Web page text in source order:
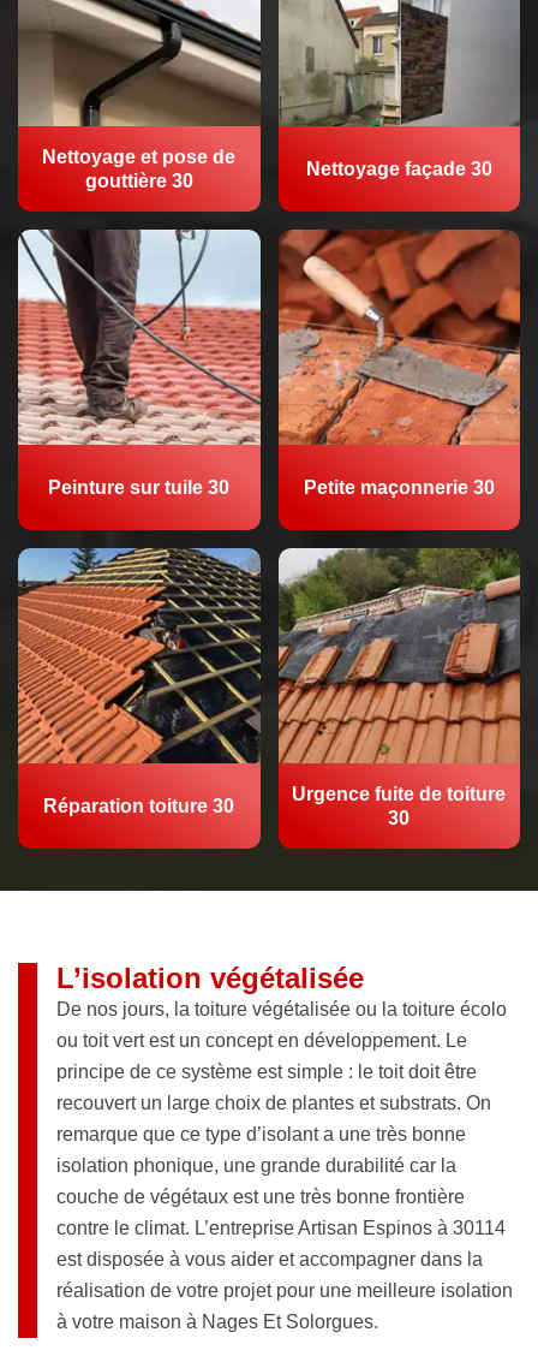
Nettoyage et pose de
gouttière 30
Nettoyage façade 30
Peinture sur tuile 30 Petite maçonnerie 30
Réparation toiture 30
Urgence fuite de toiture
30
L’isolation végétalisée
De nos jours, la toiture végétalisée ou la toiture écolo
ou toit vert est un concept en développement. Le
principe de ce système est simple : le toit doit être
recouvert un large choix de plantes et substrats. On
remarque que ce type d’isolant a une très bonne
isolation phonique, une grande durabilité car la
couche de végétaux est une très bonne frontière
contre le climat. L’entreprise Artisan Espinos à 30114
est disposée à vous aider et accompagner dans la
réalisation de votre projet pour une meilleure isolation
à votre maison à Nages Et Solorgues.